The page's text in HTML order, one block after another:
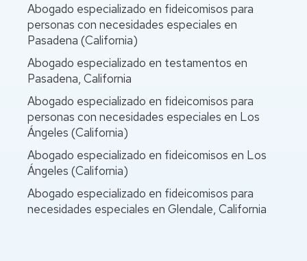
Abogado especializado en fideicomisos para
personas con necesidades especiales en
Pasadena (California)
Abogado especializado en testamentos en
Pasadena, California
Abogado especializado en fideicomisos para
personas con necesidades especiales en Los
Ángeles (California)
Abogado especializado en fideicomisos en Los
Ángeles (California)
Abogado especializado en fideicomisos para
necesidades especiales en Glendale, California